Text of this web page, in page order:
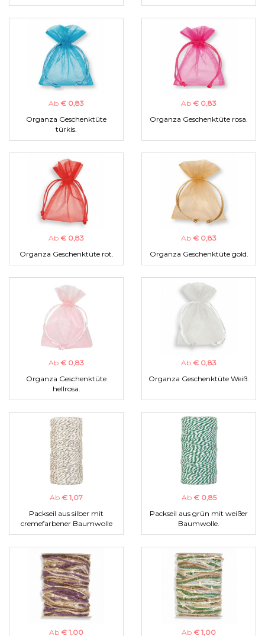
Ab € 0,83
Organza Geschenktüte
türkis.
Ab € 0,83
Organza Geschenktüte rosa.
Ab € 0,83
Organza Geschenktüte rot.
Ab € 0,83
Organza Geschenktüte gold.
Ab € 0,83
Organza Geschenktüte
hellrosa.
Ab € 0,83
Organza Geschenktüte Weiß.
Ab € 1,07
Packseil aus silber mit
cremefarbener Baumwolle
Ab € 0,85
Packseil aus grün mit weißer
Baumwolle.
Ab € 1,00 Ab € 1,00